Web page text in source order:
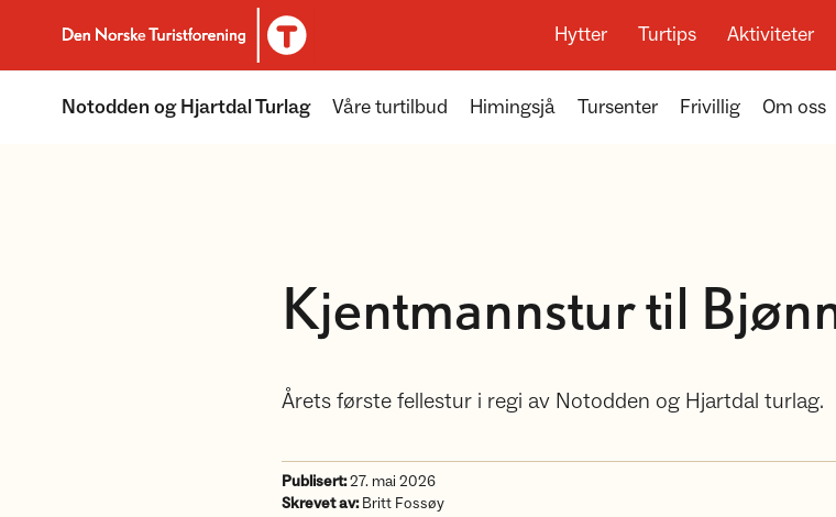
Til DNT.no forside
Hytter Turtips Aktiviteter
Notodden og Hjartdal Turlag Våre turtilbud Himingsjå Tursenter Frivillig Om oss
Kjentmannstur til
Årets første fellestur i regi av Notodden og Hjartdal turlag.
Publisert:27. mai 2026
Skrevet av:Britt Fossøy